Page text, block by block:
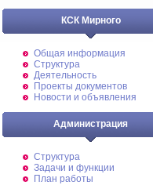
КСК Мирного
Общая информация
Структура
Деятельность
Проекты документов
Новости и объявления
Администрация
Структура
Задачи и функции
План работы